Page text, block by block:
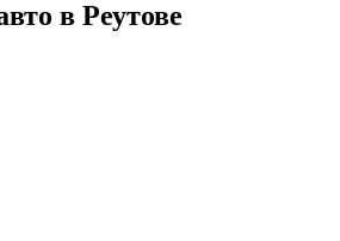
в Реутове